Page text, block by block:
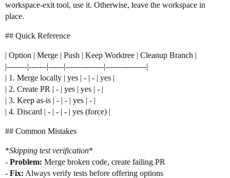
workspace-exit tool, use it. Otherwise, leave the workspace in
place.
## Quick Reference
| Option | Merge | Push | Keep Worktree | Cleanup Branch |
|--------|-------|------|---------------|----------------|
| 1. Merge locally | yes | - | - | yes |
| 2. Create PR | - | yes | yes | - |
| 3. Keep as-is | - | - | yes | - |
| 4. Discard | - | - | - | yes (force) |
## Common Mistakes
*Skipping test verification*
- Problem: Merge broken code, create failing PR
- Fix: Always verify tests before offering options